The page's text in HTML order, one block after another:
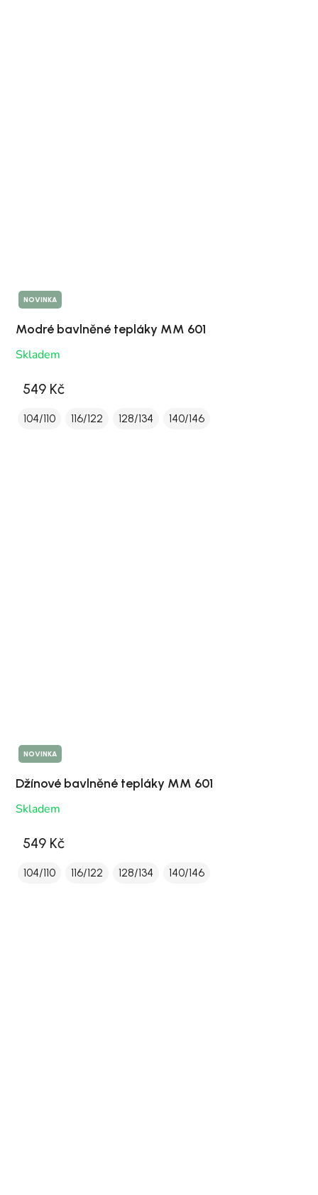
NOVINKA
Modré bavlněné tepláky MM 601
Skladem
549 Kč
104/110 116/122 128/134 140/146
NOVINKA
Džínové bavlněné tepláky MM 601
Skladem
549 Kč
104/110 116/122 128/134 140/146